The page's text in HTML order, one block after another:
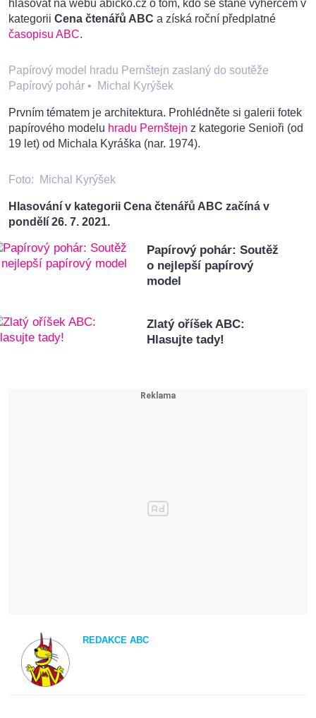
hlasovat na webu abicko.cz o tom, kdo se stane výhercem v
kategorii Cena čtenářů ABC a získá roční předplatné
časopisu ABC.
Papírový model hradu Pernštejn zaslaný do soutěže
Papírový pohár • Michal Kyrýšek
Prvním tématem je architektura. Prohlédněte si galerii fotek
papírového modelu hradu Pernštejn z kategorie Senioři (od
19 let) od Michala Kyráška (nar. 1974).
Foto: Michal Kyrýšek
Hlasování v kategorii Cena čtenářů ABC začíná v
pondělí 26. 7. 2021.
Papírový pohár: Soutěž
o nejlepší papírový
model
Zlatý oříšek ABC:
Hlasujte tady!
REDAKCE ABC